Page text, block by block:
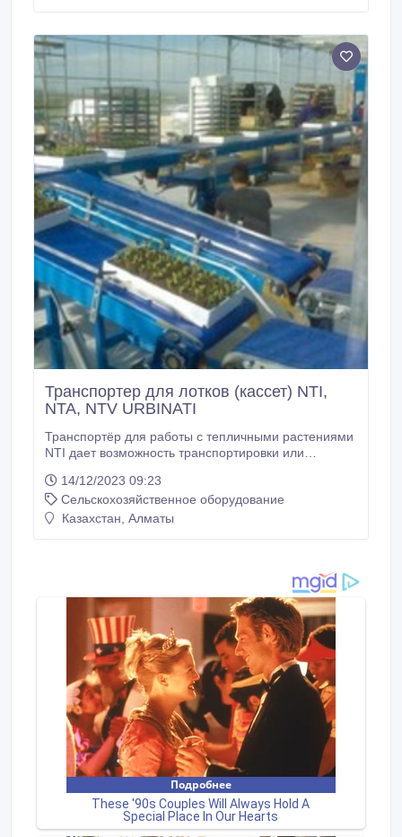
Транспортер для лотков (кассет) NTI,
NTA, NTV URBINATI
Транспортёр для работы с тепличными растениями
NTI дает возможность транспортировки или
Производительность до 900 кассет/час.
Моторизированный изогнутый транспортёр. Рама
транспортёра изготовлена из оцинкованной стали.
раме теплицы с угловыми кронштейнами.
14/12/2023 09:23
Сельскохозяйственное оборудование
Казахстан, Алматы